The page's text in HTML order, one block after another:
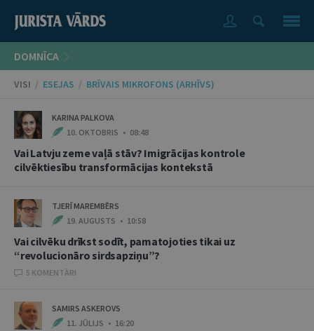
DOMNĪCA
VISI / ESEJAS / BRĪVAIS MIKROFONS (ARHĪVS)
KARINA PALKOVA
10. OKTOBRIS • 08:48
Vai Latvju zeme vaļā stāv? Imigrācijas kontrole
cilvēktiesību transformācijas kontekstā
TJERĪ MAREMBĒRS
19. AUGUSTS • 10:58
Vai cilvēku drīkst sodīt, pamatojoties tikai uz
“revolucionāro sirdsapziņu”?
5 KOMENTĀRI
SAMIRS ASKEROVS
11. JŪLIJS • 16:20